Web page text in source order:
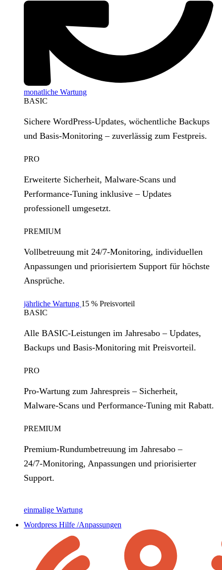
monatliche Wartung
BASIC
Sichere WordPress‑Updates, wöchentliche Backups
und Basis‑Monitoring – zuverlässig zum Festpreis.
PRO
Erweiterte Sicherheit, Malware‑Scans und
Performance‑Tuning inklusive – Updates
professionell umgesetzt.
PREMIUM
Vollbetreuung mit 24/7‑Monitoring, individuellen
Anpassungen und priorisiertem Support für höchste
Ansprüche.
jährliche Wartung 15 % Preisvorteil
BASIC
Alle BASIC‑Leistungen im Jahresabo – Updates,
Backups und Basis‑Monitoring mit Preisvorteil.
PRO
Pro‑Wartung zum Jahrespreis – Sicherheit,
Malware‑Scans und Performance‑Tuning mit Rabatt.
PREMIUM
Premium‑Rundumbetreuung im Jahresabo –
24/7‑Monitoring, Anpassungen und priorisierter
Support.
einmalige Wartung
Wordpress Hilfe /Anpassungen